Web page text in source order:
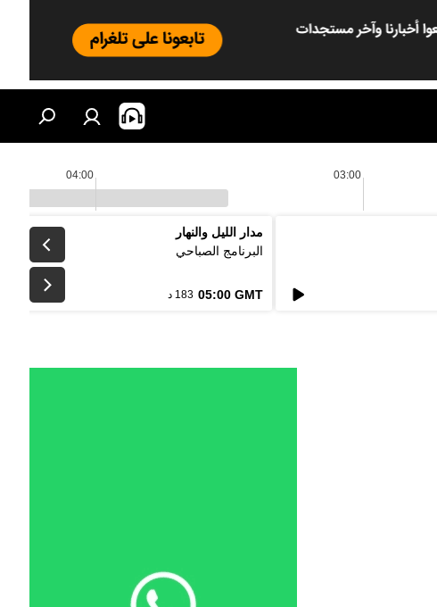
03:00
04:00
مدار الليل والنهار
البرنامج الصباحي
05:00 GMT 183 د